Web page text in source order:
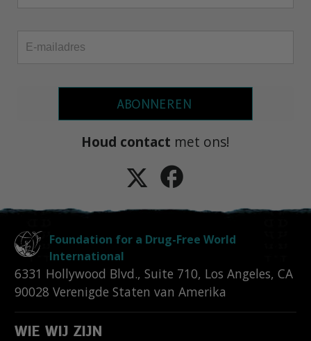
ABONNEREN
Houd contact met ons!
Foundation for a Drug-Free World
International
6331 Hollywood Blvd., Suite 710, Los Angeles, CA
90028 Verenigde Staten van Amerika
WIE WIJ ZIJN